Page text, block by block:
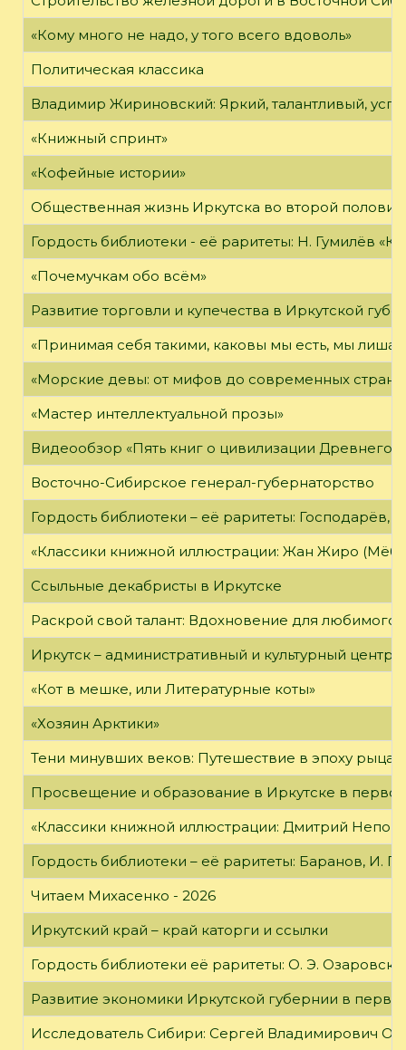
«Кому много не надо, у того всего вдоволь»
Политическая классика
Владимир Жириновский: Яркий, талантливый,
«Книжный спринт»
«Кофейные истории»
Общественная жизнь Иркутска во второй
Гордость библиотеки - её раритеты: Н. Гумилёв
«Почемучкам обо всём»
Развитие торговли и купечества в Иркутской
«Принимая себя такими, каковы мы есть, мы
«Морские девы: от мифов до современных
«Мастер интеллектуальной прозы»
Видеообзор «Пять книг о цивилизации Древнего
Восточно-Сибирское генерал-губернаторство
Гордость библиотеки – её раритеты:
«Классики книжной иллюстрации: Жан Жиро
Ссыльные декабристы в Иркутске
Раскрой свой талант: Вдохновение для любимого
Иркутск – административный и культурный центр
«Кот в мешке, или Литературные коты»
«Хозяин Арктики»
Тени минувших веков: Путешествие в эпоху
Просвещение и образование в Иркутске в
«Классики книжной иллюстрации: Дмитрий
Гордость библиотеки – её раритеты: Баранов, И.
Читаем Михасенко - 2026
Иркутский край – край каторги и ссылки
Гордость библиотеки её раритеты: О. Э.
Развитие экономики Иркутской губернии в
Исследователь Сибири: Сергей Владимирович